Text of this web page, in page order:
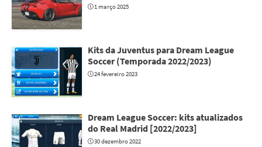
1 março 2025
Kits da Juventus para Dream League
Soccer (Temporada 2022/2023)
24 fevereiro 2023
Dream League Soccer: kits atualizados
do Real Madrid [2022/2023]
30 dezembro 2022